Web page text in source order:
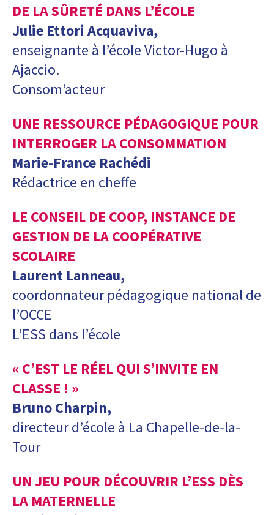
DE LA SÛRETÉ DANS L’ÉCOLE
Julie Ettori Acquaviva,
enseignante à l’école Victor-Hugo à
Ajaccio.
Consom’acteur
UNE RESSOURCE PÉDAGOGIQUE POUR
INTERROGER LA CONSOMMATION
Marie-France Rachédi
Rédactrice en cheffe
LE CONSEIL DE COOP, INSTANCE DE
GESTION DE LA COOPÉRATIVE
SCOLAIRE
Laurent Lanneau,
coordonnateur pédagogique national de
l’OCCE
L’ESS dans l’école
« C’EST LE RÉEL QUI S’INVITE EN
CLASSE ! »
Bruno Charpin,
directeur d’école à La Chapelle-de-la-
Tour
UN JEU POUR DÉCOUVRIR L’ESS DÈS
LA MATERNELLE